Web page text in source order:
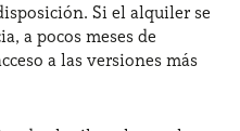
Si el alquiler se
a pocos meses de
a las versiones más